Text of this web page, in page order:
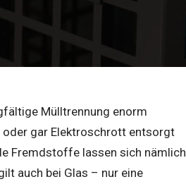
Mülltrennung enorm
oder gar Elektroschrott entsorgt
Fremdstoffe lassen sich nämlich
auch bei Glas – nur eine